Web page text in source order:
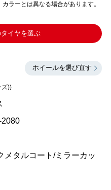
ラーとは異なる場合があります。
イヤを選ぶ
ホイールを選び直す
ズ))
2080
メタルコート/ミラーカッ